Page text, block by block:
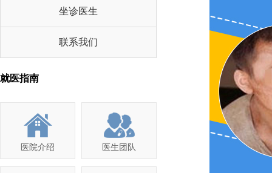
坐诊医生
联系我们
就医指南
医院介绍 医生团队